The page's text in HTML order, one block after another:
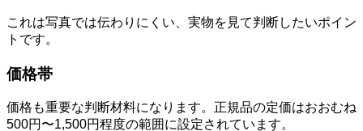
これは写真では伝わりにくい、実物を見て判断したいポイン
トです。
価格帯
価格も重要な判断材料になります。正規品の定価はおおむね
500円〜1,500円程度の範囲に設定されています。